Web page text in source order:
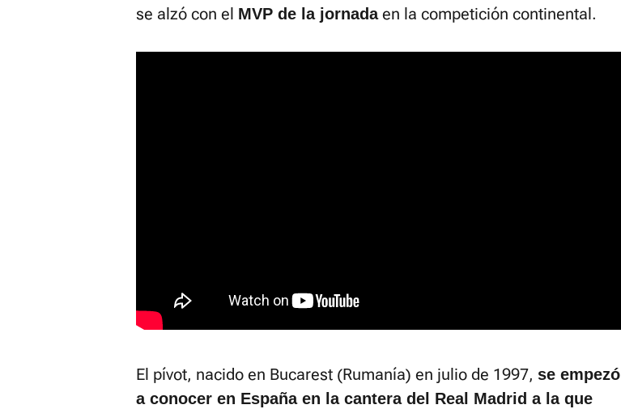
se alzó con el MVP de la jornadaen la competición continental.
El pívot, nacido en Bucarest (Rumanía) en julio de 1997, se empezó
a conocer en España en la cantera del Real Madrid a la que